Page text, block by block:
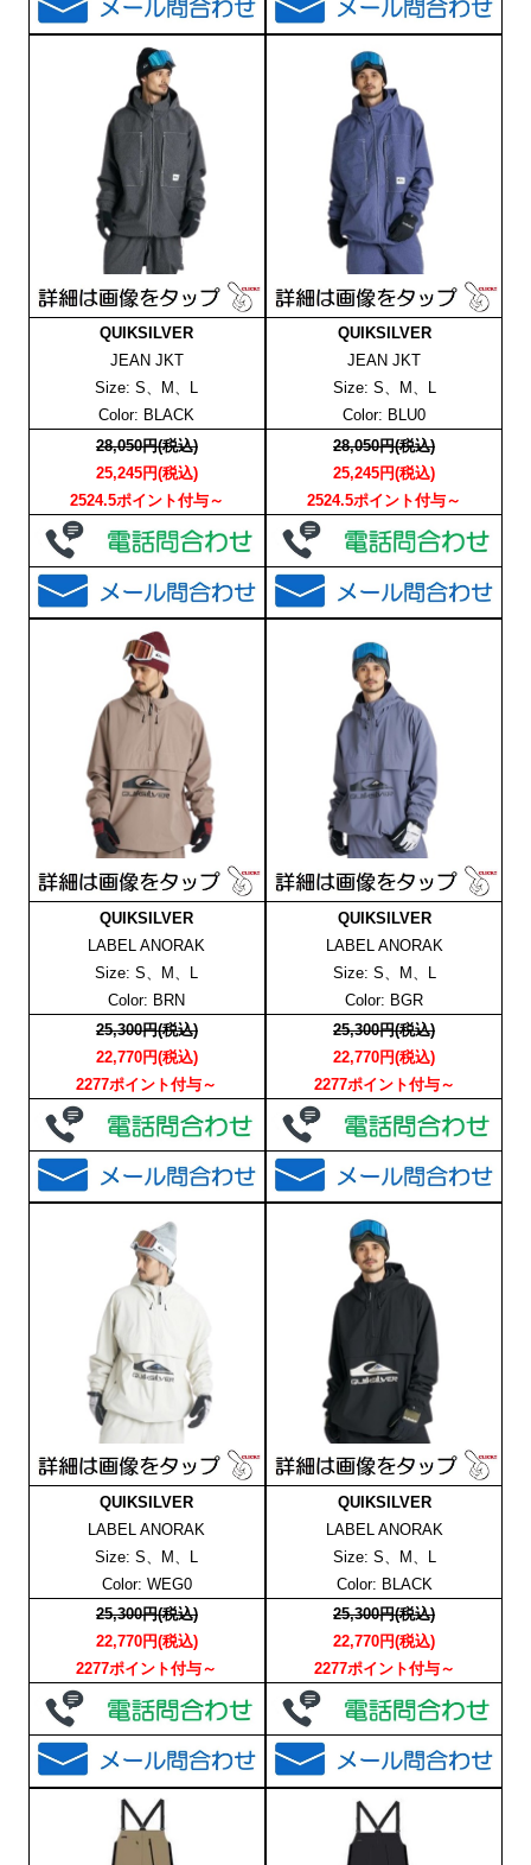
QUIKSILVER
JEAN JKT
Size: S、M、L
Color: BLACK
28,050円(税込)
25,245円(税込)
2524.5ポイント付与～
QUIKSILVER
JEAN JKT
Size: S、M、L
Color: BLU0
28,050円(税込)
25,245円(税込)
2524.5ポイント付与～
QUIKSILVER
LABEL ANORAK
Size: S、M、L
Color: BRN
25,300円(税込)
22,770円(税込)
2277ポイント付与～
QUIKSILVER
LABEL ANORAK
Size: S、M、L
Color: BGR
25,300円(税込)
22,770円(税込)
2277ポイント付与～
QUIKSILVER
LABEL ANORAK
Size: S、M、L
Color: WEG0
25,300円(税込)
22,770円(税込)
2277ポイント付与～
QUIKSILVER
LABEL ANORAK
Size: S、M、L
Color: BLACK
25,300円(税込)
22,770円(税込)
2277ポイント付与～